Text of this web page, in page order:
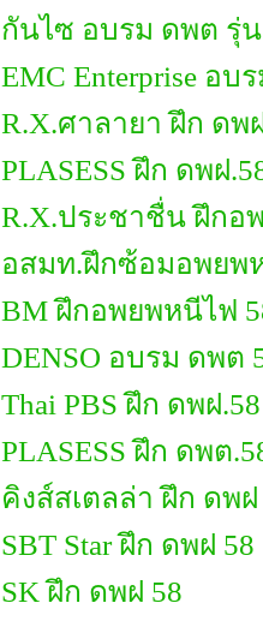
กันไซ อบรม ดพต รุ่
EMC Enterprise อบ
R.X.ศาลายา ฝึก ดพ
PLASESS ฝึก ดพฝ
R.X.ประชาชื่น ฝึกอ
อสมท.ฝึกซ้อมอพยพ
BM ฝึกอพยพหนีไฟ
DENSO อบรม ดพต
Thai PBS ฝึก ดพฝ.58
PLASESS ฝึก ดพต
คิงส์สเตลล่า ฝึก ดพฝ
SBT Star ฝึก ดพฝ 58
SK ฝึก ดพฝ 58